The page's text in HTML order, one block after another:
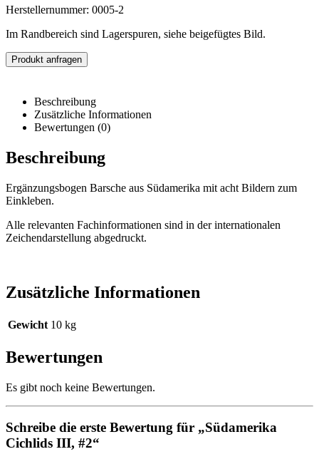
Herstellernummer: 0005-2
Im Randbereich sind Lagerspuren, siehe beigefügtes Bild.
Produkt anfragen
Beschreibung
Zusätzliche Informationen
Bewertungen (0)
Beschreibung
Ergänzungsbogen Barsche aus Südamerika mit acht Bildern zum
Einkleben.
Alle relevanten Fachinformationen sind in der internationalen
Zeichendarstellung abgedruckt.
Zusätzliche Informationen
Gewicht 10 kg
Bewertungen
Es gibt noch keine Bewertungen.
Schreibe die erste Bewertung für „Südamerika
Cichlids III, #2“